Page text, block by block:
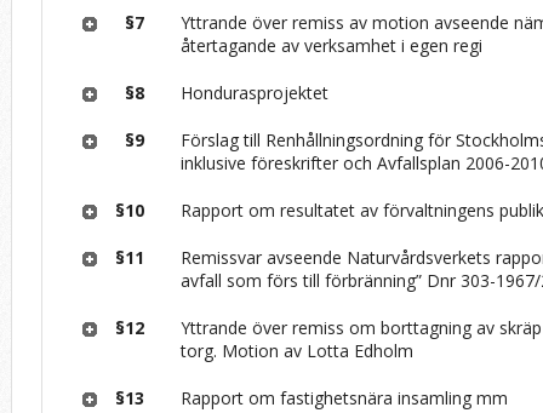
§7
Yttrande över remiss av motion avseende
återtagande av verksamhet i egen regi
§8 Hondurasprojektet
§9
Förslag till Renhållningsordning för
inklusive föreskrifter och Avfallsplan 2006-
§10 Rapport om resultatet av förvaltningens
§11
Remissvar avseende Naturvårdsverkets
avfall som förs till förbränning” Dnr 303-
§12
Yttrande över remiss om borttagning av
torg. Motion av Lotta Edholm
§13 Rapport om fastighetsnära insamling mm